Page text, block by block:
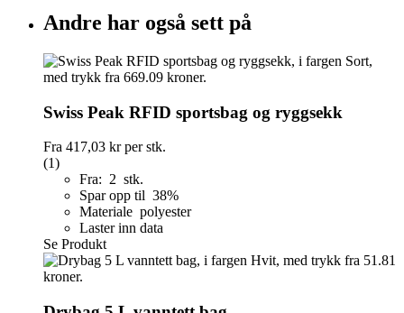
Andre har også sett på
Swiss Peak RFID sportsbag og ryggsekk
Fra 417,03 krper stk.
(1)
Fra: 2 stk.
Spar opp til 38%
Materiale polyester
Laster inn data
Se Produkt